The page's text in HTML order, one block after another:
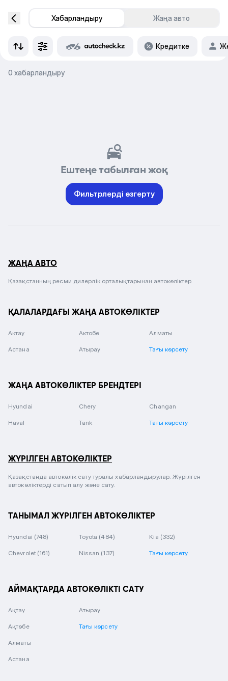
Хабарландыру Жаңа авто
Кредитке
0 хабарландыру
Ештеңе табылған жоқ
Фильтрлерді өзгерту
ЖАҢА АВТО
Қазақстанның ресми дилерлік орталықтарынан автокөліктер
ҚАЛАЛАРДАҒЫ ЖАҢА АВТОКӨЛІКТЕР
Актау Актобе Алматы
Астана Атырау Тағы көрсету
ЖАҢА АВТОКӨЛІКТЕР БРЕНДТЕРІ
Hyundai Chery Changan
Haval Tank Тағы көрсету
ЖҮРІЛГЕН АВТОКӨЛІКТЕР
Қазақстанда автокөлік сату туралы хабарландырулар. Жүрілген
автокөліктерді сатып алу және сату.
ТАНЫМАЛ ЖҮРІЛГЕН АВТОКӨЛІКТЕР
Hyundai (748) Toyota (484) Kia (332)
Chevrolet (161) Nissan (137) Тағы көрсету
АЙМАҚТАРДА АВТОКӨЛІКТІ САТУ
Ақтау
Ақтөбе
Алматы
Астана
Атырау
Тағы көрсету